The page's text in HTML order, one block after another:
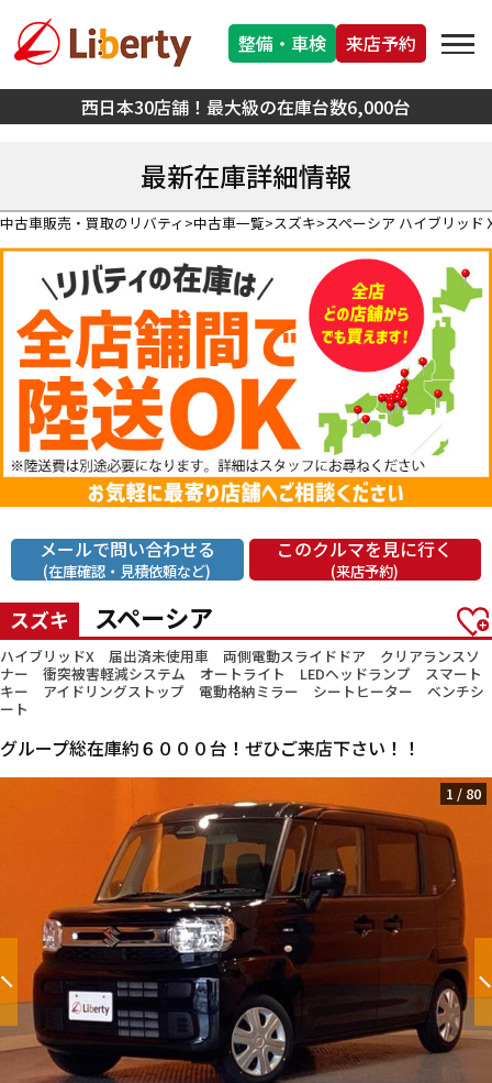
西日本30店舗！最大級の在庫台数6,000台
整備・車検 来店予約
最新在庫詳細情報
中古車販売・買取のリバティ 中古車一覧 スズキ スペーシア ハイブリッド
メールで問い合わせる
(在庫確認・見積依頼など)
このクルマを見に行く
(来店予約)
スズキ スペーシア
ハイブリッドX 届出済未使用車 両側電動スライドドア クリアランスソ
ナー 衝突被害軽減システム オートライト LEDヘッドランプ スマート
キー アイドリングストップ 電動格納ミラー シートヒーター ベンチシ
ート
グループ総在庫約６０００台！ぜひご来店下さい！！
1 / 80